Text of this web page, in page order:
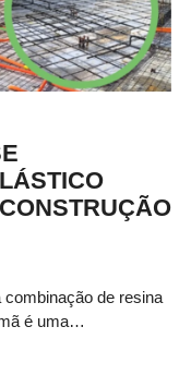
de resina
é uma…